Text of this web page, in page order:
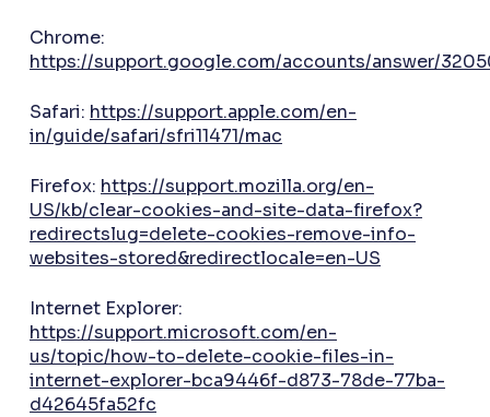
Chrome:
https://support.google.com/accounts/answer/
Safari: https://support.apple.com/en-
in/guide/safari/sfri11471/mac
Firefox: https://support.mozilla.org/en-
US/kb/clear-cookies-and-site-data-firefox?
redirectslug=delete-cookies-remove-info-
websites-stored&redirectlocale=en-US
Internet Explorer:
https://support.microsoft.com/en-
us/topic/how-to-delete-cookie-files-in-
internet-explorer-bca9446f-d873-78de-77ba-
d42645fa52fc